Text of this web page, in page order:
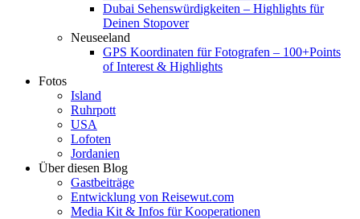
Dubai Sehenswürdigkeiten – Highlights für
Deinen Stopover
Neuseeland
GPS Koordinaten für Fotografen – 100+Points
of Interest & Highlights
Fotos
Island
Ruhrpott
USA
Lofoten
Jordanien
Über diesen Blog
Gastbeiträge
Entwicklung von Reisewut.com
Media Kit & Infos für Kooperationen